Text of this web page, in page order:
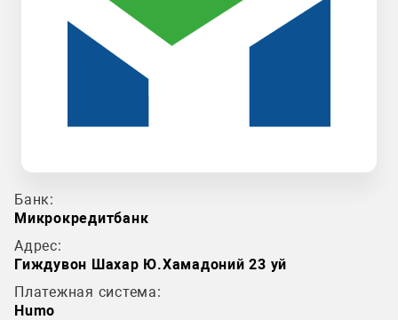
Банк:
Микрокредитбанк
Адрес:
Гиждувон Шахар Ю.Хамадоний 23 уй
Платежная система:
Humo